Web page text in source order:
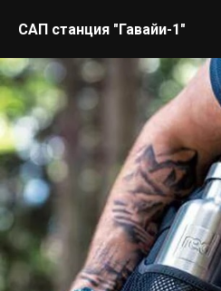
САП станция "Гавайи-1"